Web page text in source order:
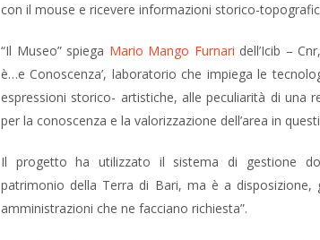
con il mouse e ricevere informazioni storico-
“Il Museo” spiega Mario Mango Furnari dell’Icib –
è…e Conoscenza’, laboratorio che impiega le
espressioni storico- artistiche, alle peculiarità di una
per la conoscenza e la valorizzazione dell’area in
Il progetto ha utilizzato il sistema di gestione
patrimonio della Terra di Bari, ma è a disposizione,
amministrazioni che ne facciano richiesta”.